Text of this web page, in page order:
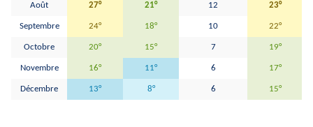
Août 27° 21° 12 23°
Septembre 24° 18° 10 22°
Octobre 20° 15° 7 19°
Novembre 16° 11° 6 17°
Décembre 13° 8° 6 15°